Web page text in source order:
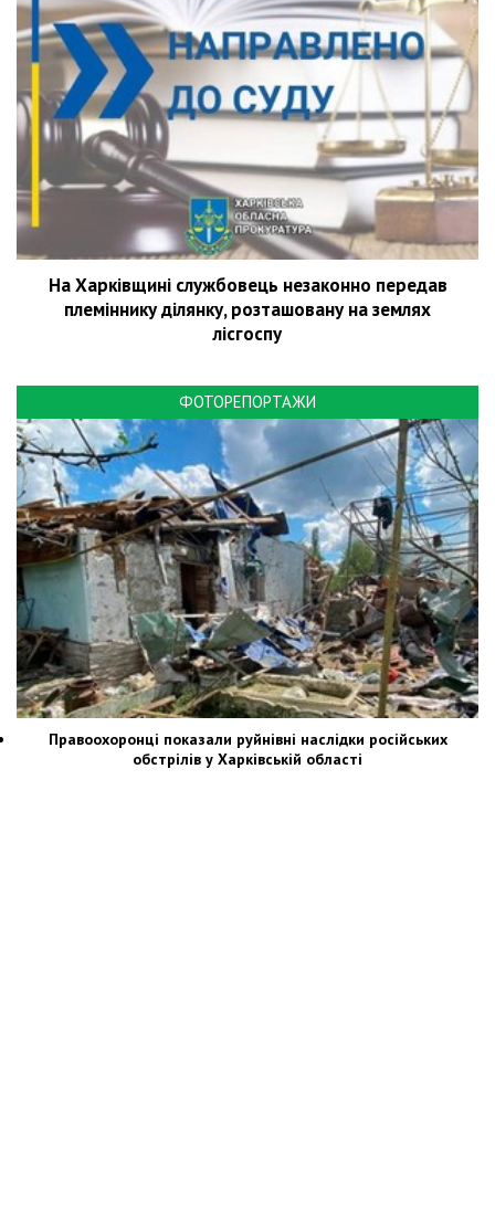
На Харківщині службовець незаконно передав
племіннику ділянку, розташовану на землях
лісгоспу
ФОТОРЕПОРТАЖИ
Правоохоронці показали руйнівні наслідки російських
обстрілів у Харківській області